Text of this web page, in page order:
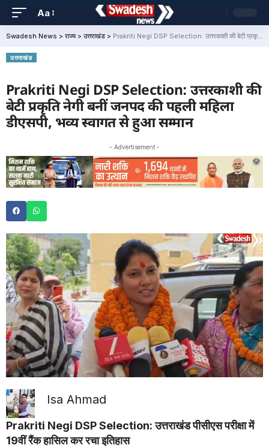
Aa
Swadesh News > राज्य> उत्तराखंड > Prakriti Negi DSP Selection: उत्तरकाशी की बेटी प्रकृति नेगी बनीं जनपद की पहली महिला डीएसपी, भव्य स्वागत से हुआ सम्मान
उत्तराखंड
Prakriti Negi DSP Selection: उत्तरकाशी की
बेटी प्रकृति नेगी बनीं जनपद की पहली महिला
डीएसपी, भव्य स्वागत से हुआ सम्मान
- Advertisement -
Isa Ahmad
Prakriti Negi DSP Selection: उत्तराखंड पीसीएस परीक्षा में
19वीं रैंक हासिल कर रचा इतिहास